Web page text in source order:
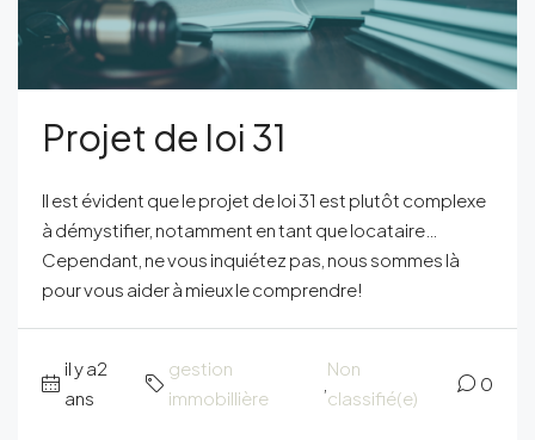
Projet de loi 31
Il est évident que le projet de loi 31 est plutôt complexe
à démystifier, notamment en tant que locataire…
Cependant, ne vous inquiétez pas, nous sommes là
pour vous aider à mieux le comprendre!
il y a2
ans
gestion
immobillière
Non
classifié(e)
0